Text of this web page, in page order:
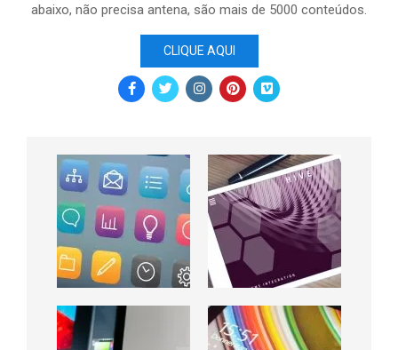
abaixo, não precisa antena, são mais de 5000 conteúdos.
CLIQUE AQUI